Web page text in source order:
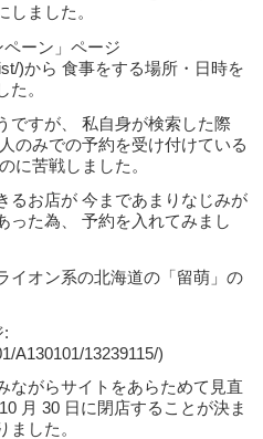
ました。
ーン」ページ
)から 食事をする場所・日時を
。
ですが、 私自身が検索した際
のみでの予約を受け付けている
に苦戦しました。
るお店が 今まであまりなじみが
った為、 予約を入れてみまし
イオン系の北海道の「留萌」の
:
A130101/13239115/)
ながらサイトをあらためて見直
月 30 日に閉店することが決ま
した。